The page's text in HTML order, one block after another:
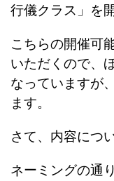
行儀クラス」を
こちらの開催可
いただくので、
なっていますが
ます。
さて、内容につ
ネーミングの通